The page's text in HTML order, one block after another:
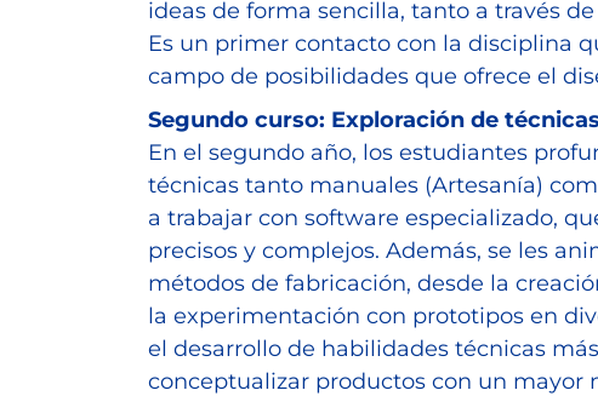
ideas de forma sencilla, tanto a través
Es un primer contacto con la disciplina
campo de posibilidades que ofrece el
Segundo curso: Exploración de
En el segundo año, los estudiantes
técnicas tanto manuales (Artesanía)
a trabajar con software especializado,
precisos y complejos. Además, se les
métodos de fabricación, desde la
la experimentación con prototipos en
el desarrollo de habilidades técnicas
conceptualizar productos con un mayor